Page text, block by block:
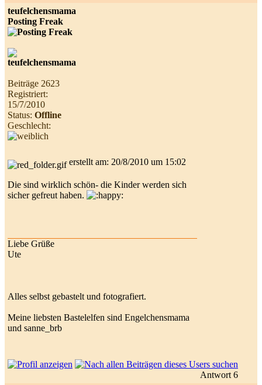
teufelchensmama
Posting Freak
Beiträge 2623
Registriert:
15/7/2010
Status: Offline
Geschlecht:
erstellt am: 20/8/2010 um 15:02
Die sind wirklich schön- die Kinder werden sich
sicher gefreut haben.
Liebe Grüße
Ute
Alles selbst gebastelt und fotografiert.
Meine liebsten Bastelelfen sind Engelchensmama
und sanne_brb
Antwort 6